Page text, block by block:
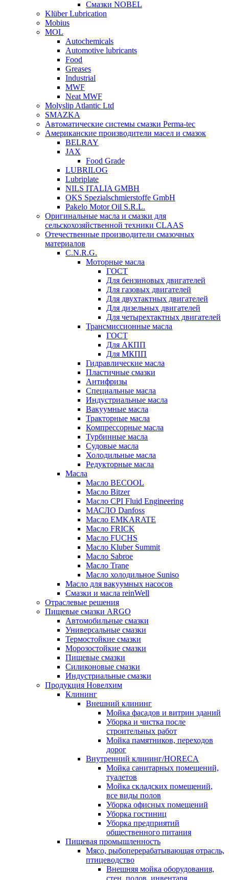
Смазки NOBEL
Klüber Lubrication
Mobius
MOL
Autochemicals
Automotive lubricants
Food
Greases
Industrial
MWF
Neat MWF
Molyslip Atlantic Ltd
SMAZKA
Автоматические системы смазки Perma-tec
Американские производители масел и смазок
BELRAY
JAX
Food Grade
LUBRILOG
Lubriplate
NILS ITALIA GMBH
OKS Spezialschmierstoffe GmbH
Pakelo Motor Oil S.R.L.
Оригинальные масла и смазки для
сельскохозяйственной техники CLAAS
Отечественные производители смазочных
материалов
C.N.R.G.
Моторные масла
ГОСТ
Для бензиновых двигателей
Для газовых двигателей
Для двухтактных двигателей
Для дизельных двигателей
Для четырехтактных двигателей
Трансмиссионные масла
ГОСТ
Для АКПП
Для МКПП
Гидравлические масла
Пластичные смазки
Антифризы
Специальные масла
Индустриальные масла
Вакуумные масла
Тракторные масла
Компрессорные масла
Турбинные масла
Судовые масла
Холодильные масла
Редукторные масла
Масла
Масло BECOOL
Масло Bitzer
Масло CPI Fluid Engineering
МАСЛО Danfoss
Масло EMKARATE
Масло FRICK
Масло FUCHS
Масло Kluber Summit
Масло Sabroe
Масло Trane
Масло холодильное Suniso
Масло для вакуумных насосов
Смазки и масла reinWell
Отраслевые решения
Пищевые смазки ARGO
Автомобильные смазки
Универсальные смазки
Термостойкие смазки
Морозостойкие смазки
Пищевые смазки
Силиконовые смазки
Индустриальные смазки
Продукция Новелхим
Клининг
Внешний клининг
Мойка фасадов и витрин зданий
Уборка и чистка после
строительных работ
Мойка памятников, переходов
дорог
Внутренний клининг/HORECA
Мойка санитарных помещений,
туалетов
Мойка складских помещений,
все виды полов
Уборка офисных помещений
Уборка гостиниц
Уборка предприятий
общественного питания
Пищевая промышленность
Мясо, рыбоперерабатывающая отрасль,
птицеводство
Внешняя мойка оборудования,
стен, полов, инвентаря